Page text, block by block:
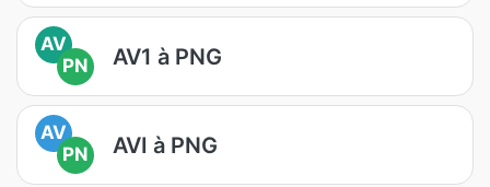
AV
PN
AV1 à PNG
AV
PN
AVI à PNG